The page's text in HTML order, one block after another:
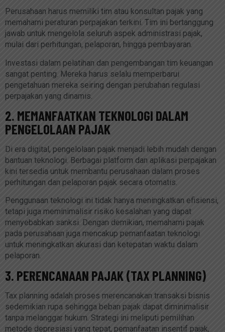
Perusahaan harus memiliki tim atau konsultan pajak yang
memahami peraturan perpajakan terkini. Tim ini bertanggung
jawab untuk mengelola seluruh aspek administrasi pajak,
mulai dari perhitungan, pelaporan, hingga pembayaran.
Investasi dalam pelatihan dan pengembangan tim keuangan
sangat penting. Mereka harus selalu memperbarui
pengetahuan mereka seiring dengan perubahan regulasi
perpajakan yang dinamis.
2. MEMANFAATKAN TEKNOLOGI DALAM
PENGELOLAAN PAJAK
Di era digital, pengelolaan pajak menjadi lebih mudah dengan
bantuan teknologi. Berbagai platform dan aplikasi perpajakan
kini tersedia untuk membantu perusahaan dalam proses
perhitungan dan pelaporan pajak secara otomatis.
Penggunaan teknologi ini tidak hanya meningkatkan efisiensi,
tetapi juga meminimalisir risiko kesalahan yang dapat
menyebabkan sanksi. Dengan demikian, memahami pajak
pada perusahaan juga mencakup pemanfaatan teknologi
untuk meningkatkan akurasi dan ketepatan waktu dalam
pelaporan.
3. PERENCANAAN PAJAK (TAX PLANNING)
Tax planning adalah proses merencanakan transaksi bisnis
sedemikian rupa sehingga beban pajak dapat diminimalisir
tanpa melanggar hukum. Strategi ini meliputi pemilihan
metode depresiasi yang tepat, pemanfaatan insentif pajak,